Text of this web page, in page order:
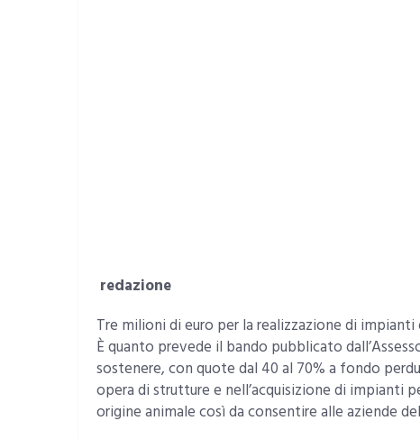
redazione
Tre milioni di euro per la realizzazione di
È quanto prevede il bando pubblicato
sostenere, con quote dal 40 al 70% a fondo
opera di strutture e nell’acquisizione di impianti
origine animale così da consentire alle aziende